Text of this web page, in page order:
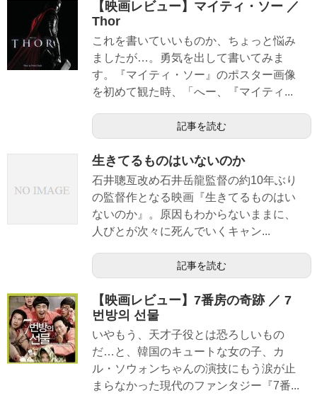
【映画レビュー】マイティ・ソー ／
Thor
これを書いていいものか、ちょっと悩み
ましたが…。勇気を出して書いてみま
す。『マイティ・ソー』のポスター画像
を初めて観た時、「へー、『マイティ...
記事を読む
生きてるものはいないのか
石井聰亙改め石井岳龍監督の約10年ぶり
の監督作となる映画『生きてるものはい
ないのか』。原因もわからないままに、
人びとが次々に死んでいくキャン...
記事を読む
【映画レビュー】7番房の奇跡 ／ 7
번방의 선물
いやもう、天才子役とは恐ろしいもの
だ…と、韓国のキュートな女の子、カ
ル・ソウォンちゃんの演技にもう涙が止
まらなかった現代のファンタジー『7番...